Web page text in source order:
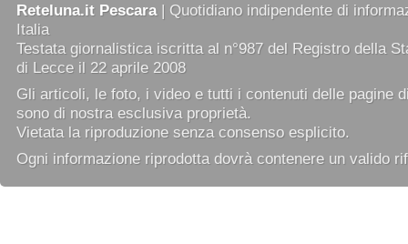
Reteluna.it Pescara| Quotidiano indipendente di
Italia
Testata giornalistica iscritta al n°987 del Registro della
di Lecce il 22 aprile 2008
Gli articoli, le foto, i video e tutti i contenuti delle pagine
sono di nostra esclusiva proprietà.
Vietata la riproduzione senza consenso esplicito.
Ogni informazione riprodotta dovrà contenere un valido